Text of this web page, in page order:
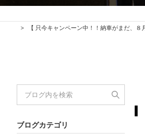
【 只今キャンペーン中！！納車がまだ、
ブログカテゴリ